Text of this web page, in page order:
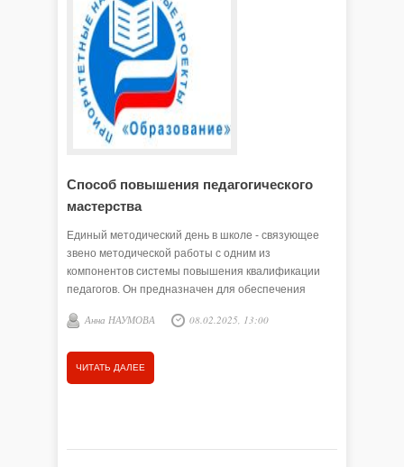
Способ повышения педагогического
мастерства
Единый методический день в школе - связующее
звено методической работы с одним из
компонентов системы повышения квалификации
педагогов. Он предназначен для обеспечения
совершенствования педагогического мастерства, а
накопленного в коллективе.
Анна НАУМОВА 08.02.2025, 13:00
ЧИТАТЬ ДАЛЕЕ